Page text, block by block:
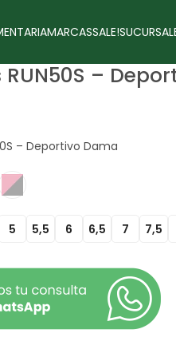
MARCASSALE!
–
– Deportivo Dama
5 5,5 6 6,5 7 7,5